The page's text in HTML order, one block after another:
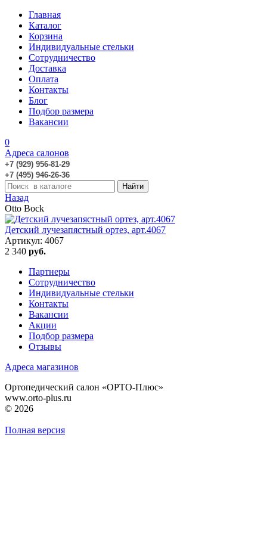
Главная
Каталог
Корзина
Индивидуальные стельки
Сотрудничество
Доставка
Оплата
Контакты
Блог
Подбор размера
Вакансии
0
Адреса салонов
+7 (929) 956-81-29
+7 (495) 946-26-36
Назад
Otto Bock
Детский лучезапястный ортез, арт.4067
Артикул: 4067
2 340 руб.
Партнеры
Сотрудничество
Индивидуальные стельки
Контакты
Вакансии
Акции
Подбор размера
Отзывы
Адреса магазинов
Ортопедический салон «ОРТО-Плюс»
www.orto-plus.ru
© 2026
Полная версия